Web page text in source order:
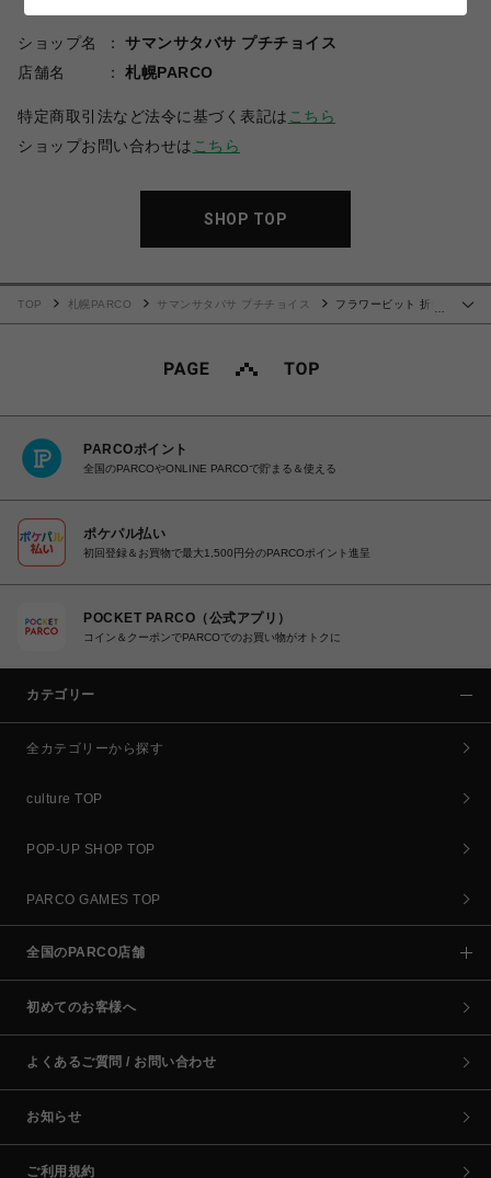
ショップ名
サマンサタバサ プチチョイス
店舗名
札幌PARCO
特定商取引法など法令に基づく表記は こちら
ショップお問い合わせは こちら
SHOP TOP
…
TOP 札幌PARCO サマンサタバサ プチチョイス
フラワービット 折財
PARCOポイント
全国のPARCOやONLINE PARCOで貯まる＆使える
ポケパル払い
初回登録＆お買物で最大1,500円分のPARCOポイント進呈
POCKET PARCO（公式アプリ）
コイン＆クーポンでPARCOでのお買い物がオトクに
カテゴリー
全カテゴリーから探す
culture TOP
POP-UP SHOP TOP
PARCO GAMES TOP
全国のPARCO店舗
初めてのお客様へ
よくあるご質問 / お問い合わせ
お知らせ
ご利用規約